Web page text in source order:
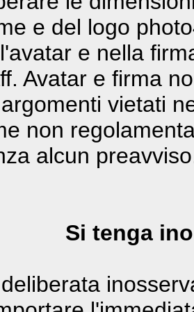
e del logo
e nella
Avatar e firma
vietati
non
alcun
Si tenga